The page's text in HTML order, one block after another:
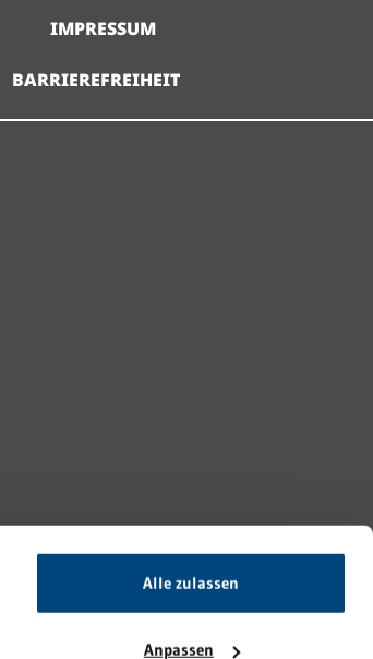
Alle zulassen
Anpassen
IMPRESSUM
BARRIEREFREIHEIT